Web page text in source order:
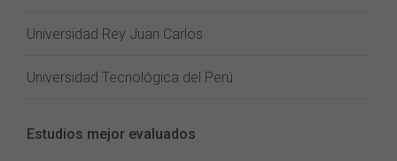
Universidad Rey Juan Carlos
Universidad Tecnológica del Perú
Estudios mejor evaluados